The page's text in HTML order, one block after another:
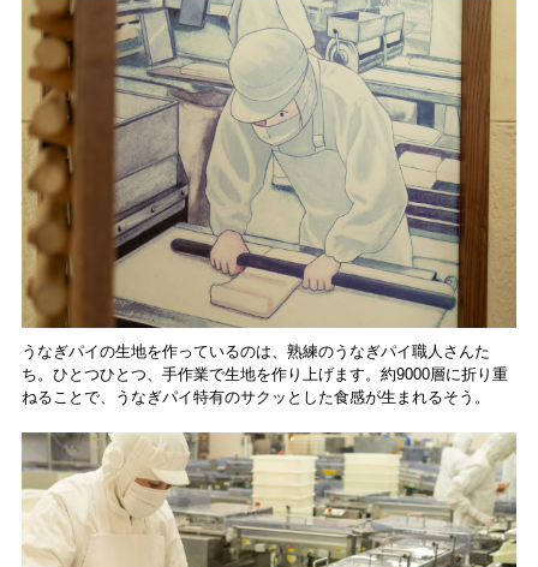
うなぎパイの生地を作っているのは、熟練のうなぎパイ職人さんた
ち。ひとつひとつ、手作業で生地を作り上げます。約9000層に折り重
ねることで、うなぎパイ特有のサクッとした食感が生まれるそう。